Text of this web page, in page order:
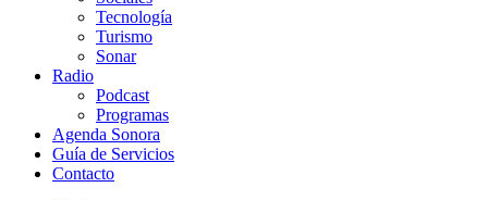
Tecnología
Turismo
Sonar
Radio
Podcast
Programas
Agenda Sonora
Guía de Servicios
Contacto